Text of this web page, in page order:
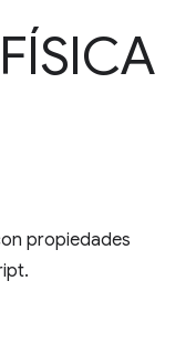
propiedades